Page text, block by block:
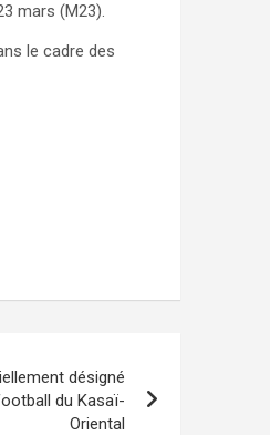
mars (M23).
le cadre des
désigné
du Kasaï-
Oriental